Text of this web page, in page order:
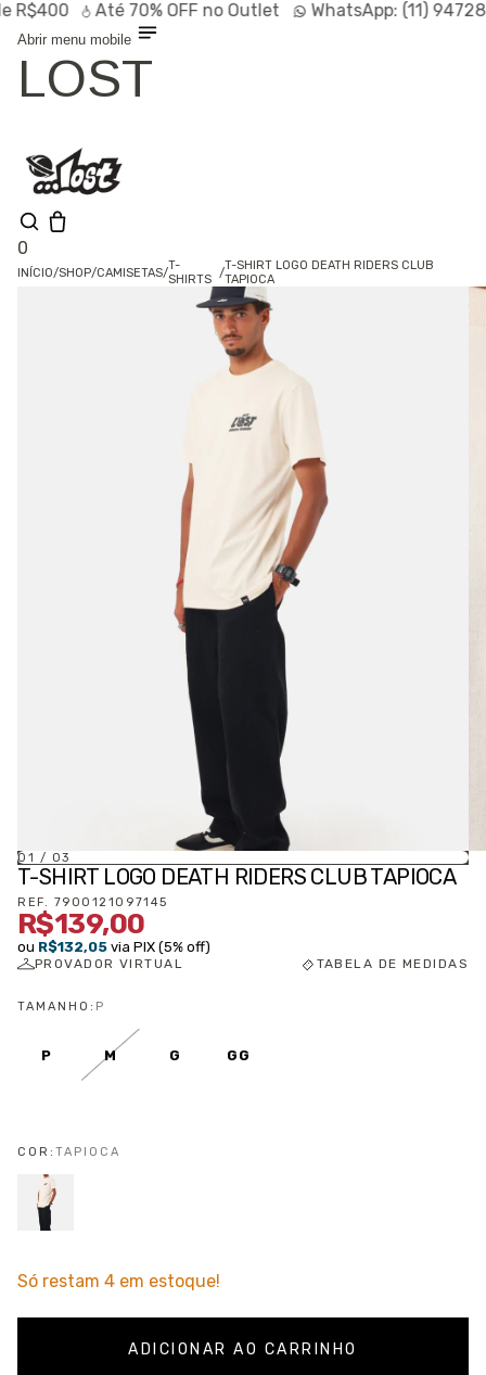
Até70% OFFno Outlet WhatsApp:(11) 94728-
Abrir menu mobile
LOST
0
INÍCIO/SHOP/CAMISETAS/T-
SHIRTS /T-SHIRT LOGO DEATH RIDERS CLUB
TAPIOCA
01 / 03
T-SHIRT LOGO DEATH RIDERS CLUB TAPIOCA
REF. 7900121097145
R$139,00
ou R$132,05 via PIX (5% off)
PROVADOR VIRTUAL TABELA DE MEDIDAS
TAMANHO: P
P M G GG
COR: TAPIOCA
Só restam 4 em estoque!